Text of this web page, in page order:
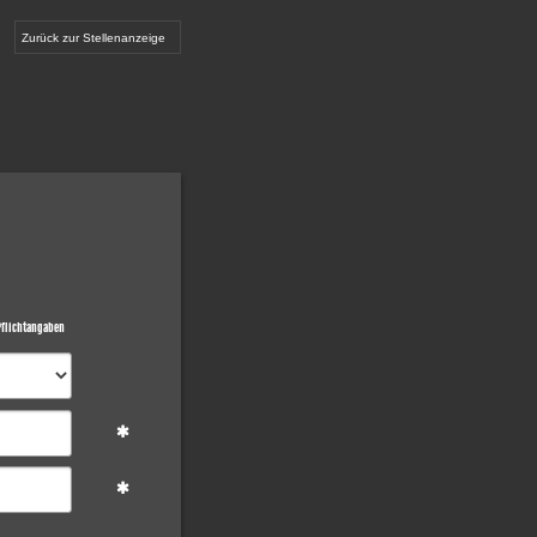
Zurück zur Stellenanzeige